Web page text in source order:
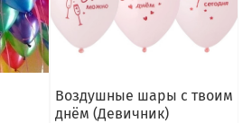
Воздушные шары с твоим
днём (Девичник)